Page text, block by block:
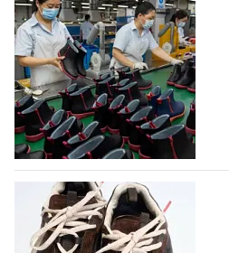
условия продвижения
дизайнерских марок
Российский маркетплейс
раздел для продажи
дизайнерских марок одежды,
Бренды также получат
06.08.2026 643
Объем мирового
2025 году практически